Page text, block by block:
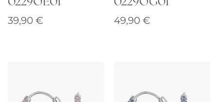
39,90 € 49,90 €